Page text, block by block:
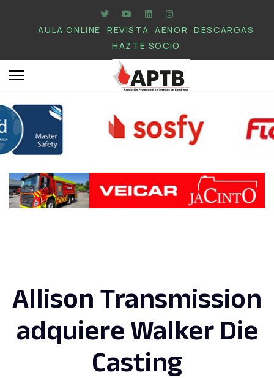
AULA ONLINE REVISTA AENOR
DESCARGAS
HAZTE SOCIO
Allison Transmission
adquiere Walker Die
Casting